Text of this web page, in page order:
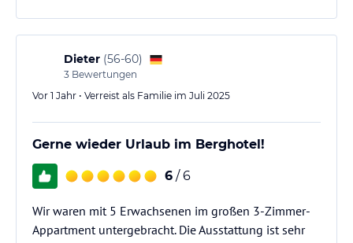
Dieter (56-60)
3 Bewertungen
Vor 1 Jahr • Verreist als Familie im Juli 2025
Gerne wieder Urlaub im Berghotel!
6 / 6
Wir waren mit 5 Erwachsenen im großen 3-Zimmer-
Appartment untergebracht. Die Ausstattung ist sehr